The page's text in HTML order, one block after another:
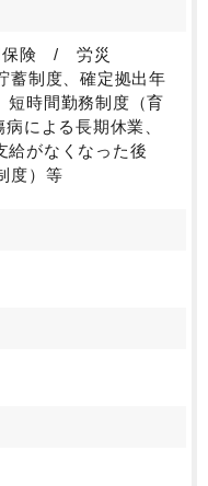
険 / 労災
蓄制度、確定拠出年
短時間勤務制度（育
による長期休業、
給がなくなった後
度）等